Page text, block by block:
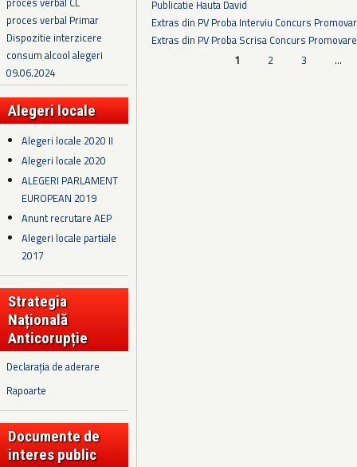
proces verbal Primar
Dispozitie interzicere
consum alcool alegeri
09.06.2024
Alegeri locale
Alegeri locale 2020 II
Alegeri locale 2020
ALEGERI PARLAMENT
EUROPEAN 2019
Anunt recrutare AEP
Alegeri locale partiale
2017
Strategia
Națională
Anticorupție
Declarația de aderare
Rapoarte
Documente de
interes public
Publicatie Hauta David
Extras din PV Proba Interviu Concurs
Extras din PV Proba Scrisa Concurs
1 2 3 …